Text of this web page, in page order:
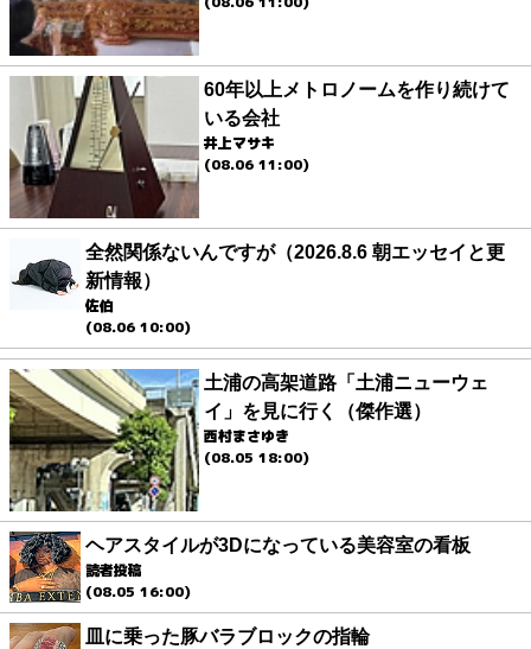
60年以上メトロノームを作り続けて
いる会社
井上マサキ
(08.06 11:00)
全然関係ないんですが（2026.8.6 朝エッセイと更
新情報）
佐伯
(08.06 10:00)
土浦の高架道路「土浦ニューウェ
イ」を見に行く（傑作選）
西村まさゆき
(08.05 18:00)
ヘアスタイルが3Dになっている美容室の看板
読者投稿
(08.05 16:00)
皿に乗った豚バラブロックの指輪